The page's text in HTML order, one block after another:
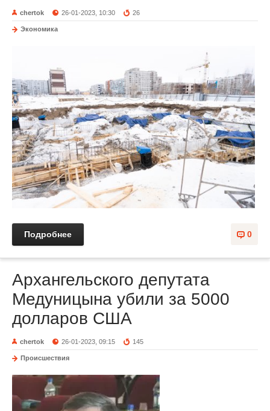
chertok 26-01-2023, 10:30 26
Экономика
0
Подробнее
Архангельского депутата
Медуницына убили за 5000
долларов США
chertok 26-01-2023, 09:15 145
Происшествия